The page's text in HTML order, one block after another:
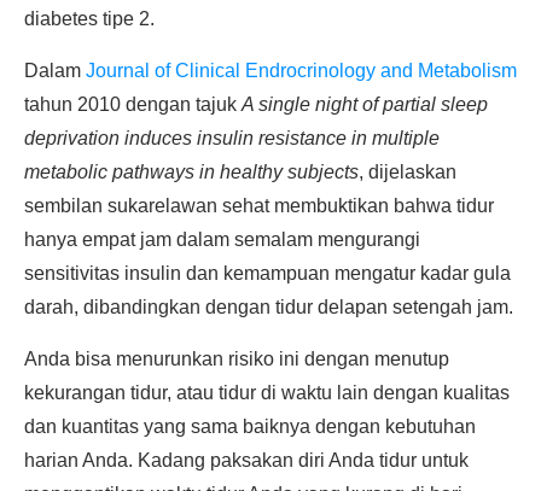
diabetes tipe 2.
Dalam Journal of Clinical Endrocrinology and Metabolism
tahun 2010 dengan tajuk A single night of partial sleep
deprivation induces insulin resistance in multiple
metabolic pathways in healthy subjects, dijelaskan
sembilan sukarelawan sehat membuktikan bahwa tidur
hanya empat jam dalam semalam mengurangi
sensitivitas insulin dan kemampuan mengatur kadar gula
darah, dibandingkan dengan tidur delapan setengah jam.
Anda bisa menurunkan risiko ini dengan menutup
kekurangan tidur, atau tidur di waktu lain dengan kualitas
dan kuantitas yang sama baiknya dengan kebutuhan
harian Anda. Kadang paksakan diri Anda tidur untuk